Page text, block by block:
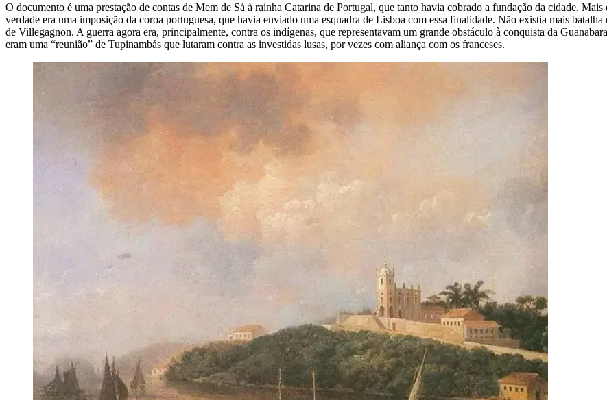
O documento é uma prestação de contas de Mem de Sá à rainha Catarina de Portugal, que tanto havia cobrado a fundação da cidade.
verdade era uma imposição da coroa portuguesa, que havia enviado uma esquadra de Lisboa com essa finalidade. Não existia mais
de Villegagnon. A guerra agora era, principalmente, contra os indígenas, que representavam um grande obstáculo à conquista da
eram uma “reunião” de Tupinambás que lutaram contra as investidas lusas, por vezes com aliança com os franceses.